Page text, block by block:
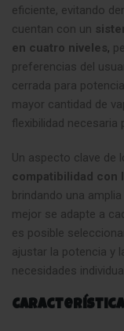
eficiente, evitando
cuentan con un
en cuatro niveles,
preferencias del
cerrada para
mayor cantidad de
flexibilidad necesaria
Un aspecto clave de
compatibilidad con
brindando una
mejor se adapte a
es posible
ajustar la potencia y
necesidades